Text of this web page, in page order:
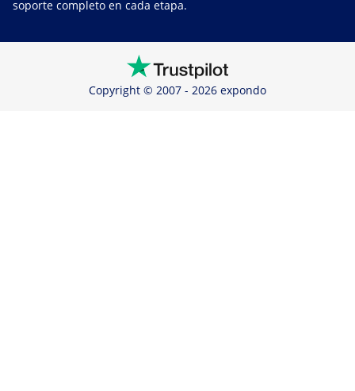
soporte completo en cada etapa.
Copyright © 2007 - 2026 expondo